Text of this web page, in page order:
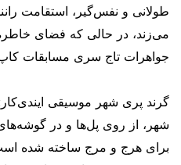
طولانی و نفس‌گیر، استقامت
می‌زند، در حالی که فضای
جواهرات تاج سری مسابقات
گرند پری شهر موسیقی
شهر، از روی پل‌ها و در
برای هرج و مرج ساخته شده